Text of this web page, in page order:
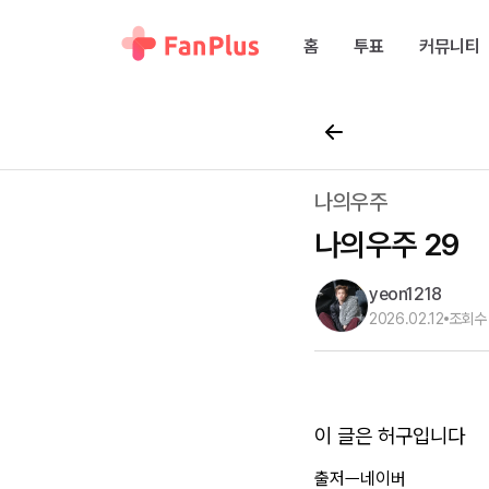
홈 투표 커뮤니티
나의우주
나의우주 29
yeon1218
2026.02.12 조회수
이 글은 허구입니다
출저ㅡ네이버